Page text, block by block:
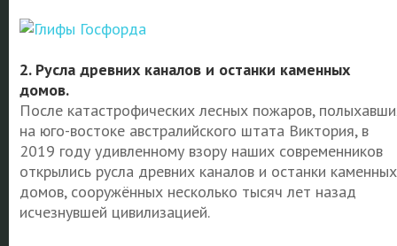
2. Русла древних каналов и останки каменных
домов.
После катастрофических лесных пожаров,
на юго-востоке австралийского штата Виктория, в
2019 году удивленному взору наших современников
открылись русла древних каналов и останки каменных
домов, сооружённых несколько тысяч лет назад
исчезнувшей цивилизацией.